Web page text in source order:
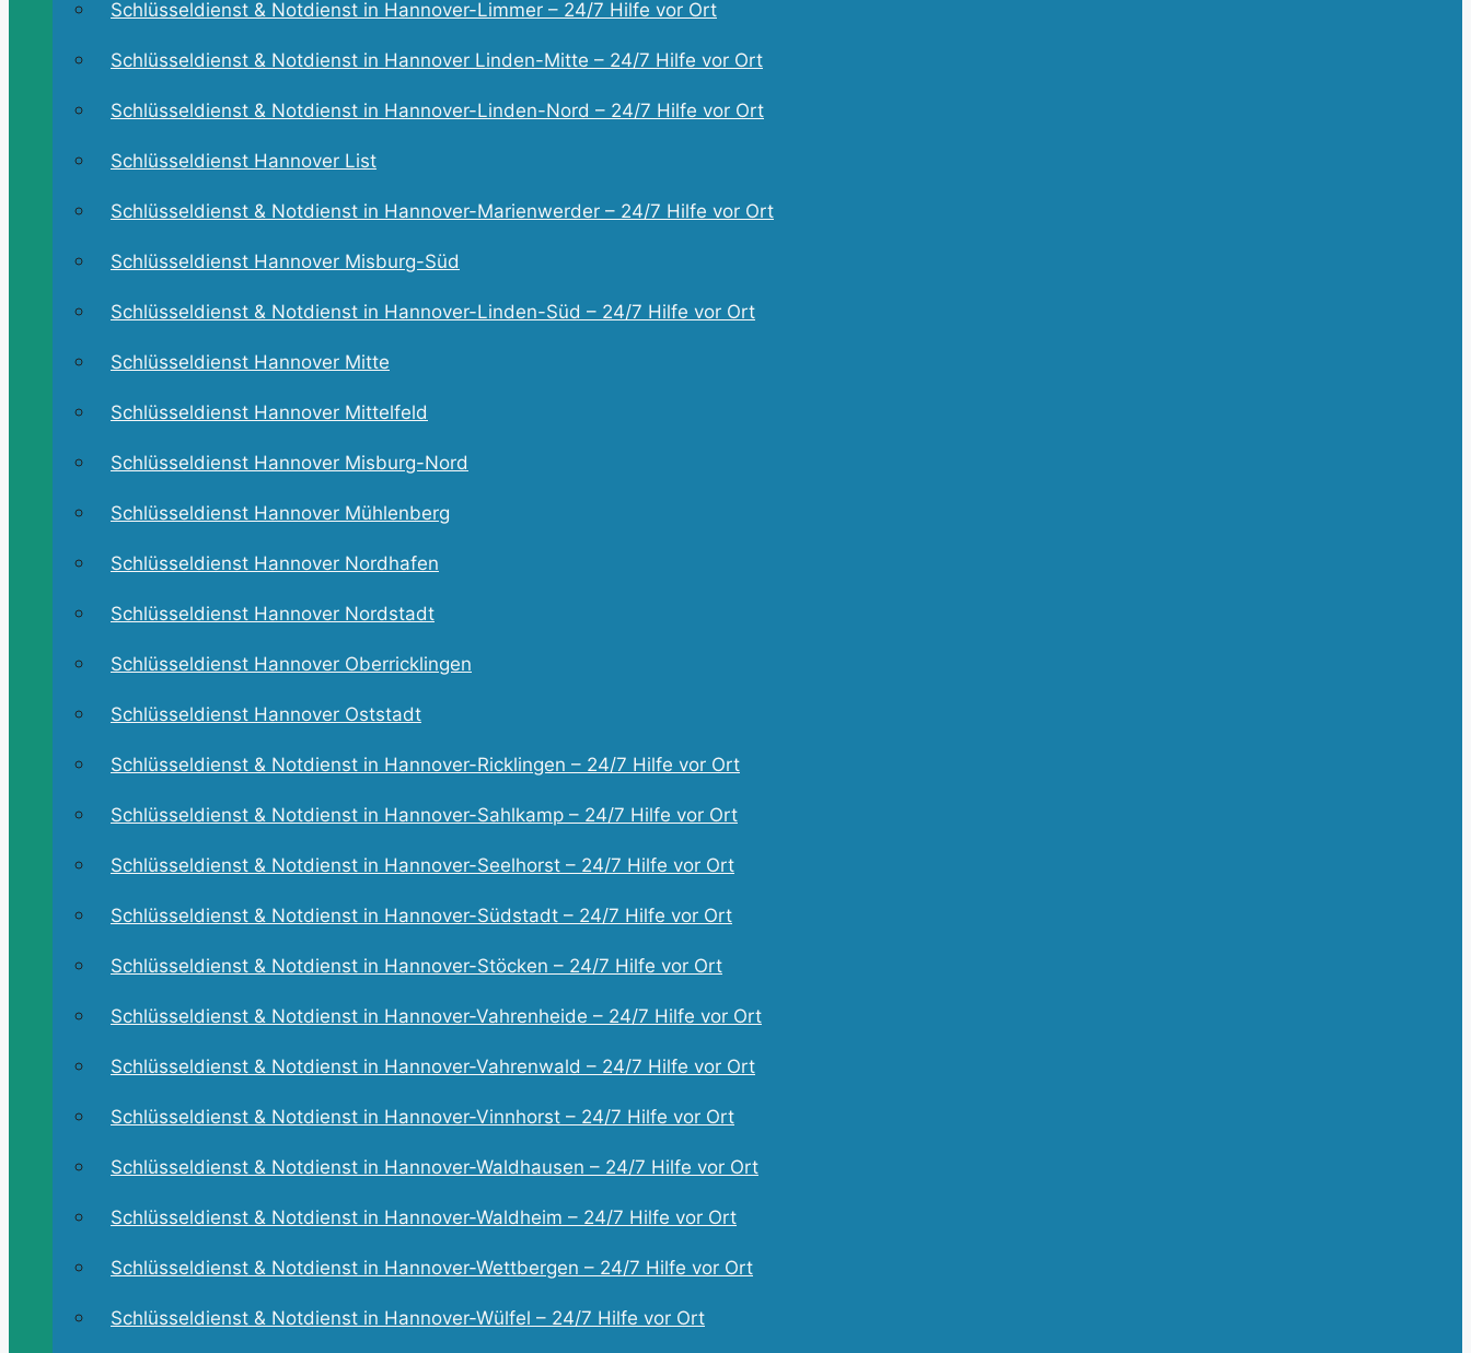
Schlüsseldienst & Notdienst in Hannover-Limmer – 24/7 Hilfe vor Ort
Schlüsseldienst & Notdienst in Hannover Linden-Mitte – 24/7 Hilfe vor Ort
Schlüsseldienst & Notdienst in Hannover-Linden-Nord – 24/7 Hilfe vor Ort
Schlüsseldienst Hannover List
Schlüsseldienst & Notdienst in Hannover-Marienwerder – 24/7 Hilfe vor Ort
Schlüsseldienst Hannover Misburg-Süd
Schlüsseldienst & Notdienst in Hannover-Linden-Süd – 24/7 Hilfe vor Ort
Schlüsseldienst Hannover Mitte
Schlüsseldienst Hannover Mittelfeld
Schlüsseldienst Hannover Misburg-Nord
Schlüsseldienst Hannover Mühlenberg
Schlüsseldienst Hannover Nordhafen
Schlüsseldienst Hannover Nordstadt
Schlüsseldienst Hannover Oberricklingen
Schlüsseldienst Hannover Oststadt
Schlüsseldienst & Notdienst in Hannover-Ricklingen – 24/7 Hilfe vor Ort
Schlüsseldienst & Notdienst in Hannover-Sahlkamp – 24/7 Hilfe vor Ort
Schlüsseldienst & Notdienst in Hannover-Seelhorst – 24/7 Hilfe vor Ort
Schlüsseldienst & Notdienst in Hannover-Südstadt – 24/7 Hilfe vor Ort
Schlüsseldienst & Notdienst in Hannover-Stöcken – 24/7 Hilfe vor Ort
Schlüsseldienst & Notdienst in Hannover-Vahrenheide – 24/7 Hilfe vor Ort
Schlüsseldienst & Notdienst in Hannover-Vahrenwald – 24/7 Hilfe vor Ort
Schlüsseldienst & Notdienst in Hannover-Vinnhorst – 24/7 Hilfe vor Ort
Schlüsseldienst & Notdienst in Hannover-Waldhausen – 24/7 Hilfe vor Ort
Schlüsseldienst & Notdienst in Hannover-Waldheim – 24/7 Hilfe vor Ort
Schlüsseldienst & Notdienst in Hannover-Wettbergen – 24/7 Hilfe vor Ort
Schlüsseldienst & Notdienst in Hannover-Wülfel – 24/7 Hilfe vor Ort